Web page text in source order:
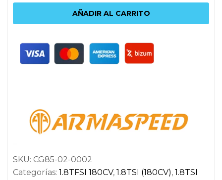
AUDI
AUDI
8S
|
AÑADIR AL CARRITO
SKU: CG85-02-0002
Categorías: 1.8TFSI 180CV, 1.8TSI (180CV), 1.8TSI